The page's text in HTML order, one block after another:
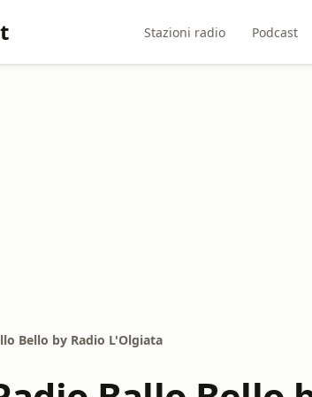
Stazioni radio Podcast
Bello by Radio L'Olgiata